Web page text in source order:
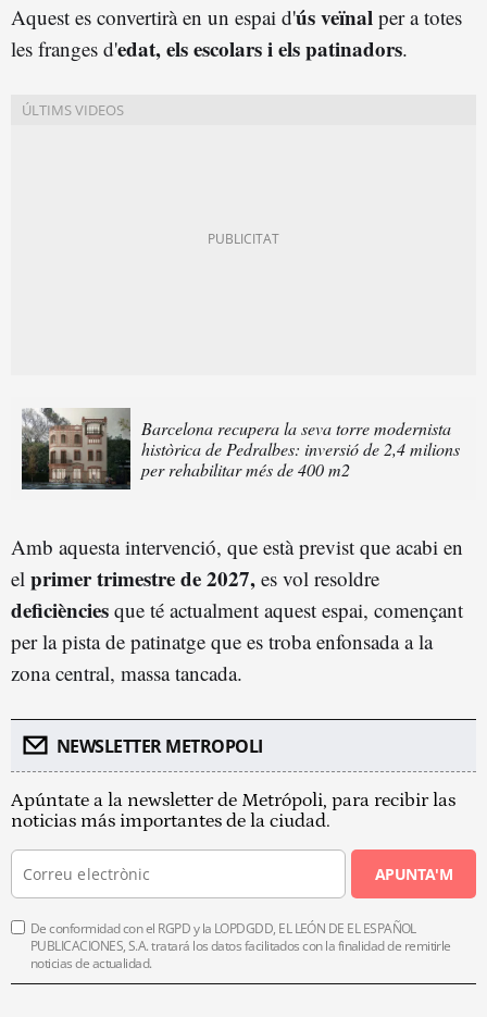
Aquest es convertirà en un espai d'ús veïnal per a totes
les franges d'edat, els escolars i els patinadors.
Barcelona recupera la seva torre modernista
històrica de Pedralbes: inversió de 2,4 milions
per rehabilitar més de 400 m2
Amb aquesta intervenció, que està previst que acabi en
el primer trimestre de 2027, es vol resoldre
deficiències que té actualment aquest espai, començant
per la pista de patinatge que es troba enfonsada a la
zona central, massa tancada.
NEWSLETTER METROPOLI
Apúntate a la newsletter de Metrópoli, para recibir las
noticias más importantes de la ciudad.
APUNTA'M
De conformidad con el RGPD y la LOPDGDD, EL LEÓN DE EL ESPAÑOL
PUBLICACIONES, S.A. tratará los datos facilitados con la finalidad de remitirle
noticias de actualidad.